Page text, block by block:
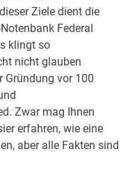
Ziele dient die
Federal
klingt so
nicht glauben
Gründung vor 100
Zwar mag Ihnen
erfahren, wie eine
aber alle Fakten sind